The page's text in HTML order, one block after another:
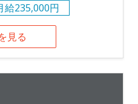
給235,000円
見る